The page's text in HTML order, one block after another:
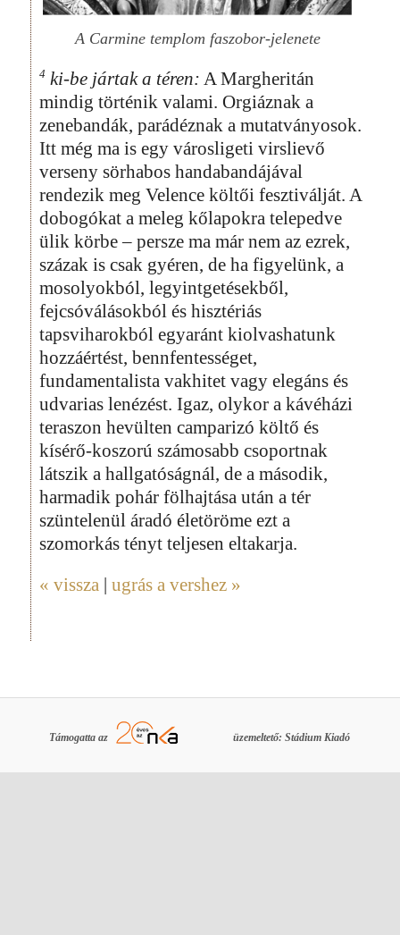
A Carmine templom faszobor-jelenete
4 ki-be jártak a téren: A Margheritán
mindig történik valami. Orgiáznak a
zenebandák, parádéznak a mutatványosok.
Itt még ma is egy városligeti virslievő
verseny sörhabos handabandájával
rendezik meg Velence költői fesztiválját. A
dobogókat a meleg kőlapokra telepedve
ülik körbe – persze ma már nem az ezrek,
százak is csak gyéren, de ha figyelünk, a
mosolyokból, legyintgetésekből,
fejcsóválásokból és hisztériás
tapsviharokból egyaránt kiolvashatunk
hozzáértést, bennfentességet,
fundamentalista vakhitet vagy elegáns és
udvarias lenézést. Igaz, olykor a kávéházi
teraszon hevülten camparizó költő és
kísérő-koszorú számosabb csoportnak
látszik a hallgatóságnál, de a második,
harmadik pohár fölhajtása után a tér
szüntelenül áradó életöröme ezt a
szomorkás tényt teljesen eltakarja.
« vissza | ugrás a vershez »
Támogatta az üzemeltető: Stádium Kiadó